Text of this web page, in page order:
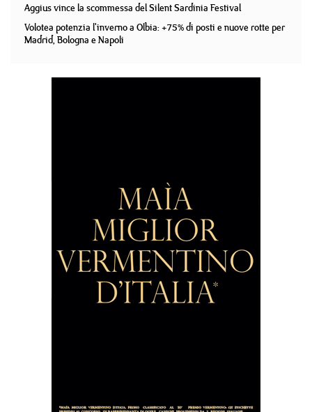
Aggius vince la scommessa del Silent Sardinia Festival
Volotea potenzia l'inverno a Olbia: +75% di posti e nuove rotte per
Madrid, Bologna e Napoli